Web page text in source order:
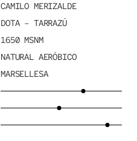
CAMILO MERIZALDE
DOTA – TARRAZÚ
1650 MSNM
NATURAL AERÓBICO
MARSELLESA